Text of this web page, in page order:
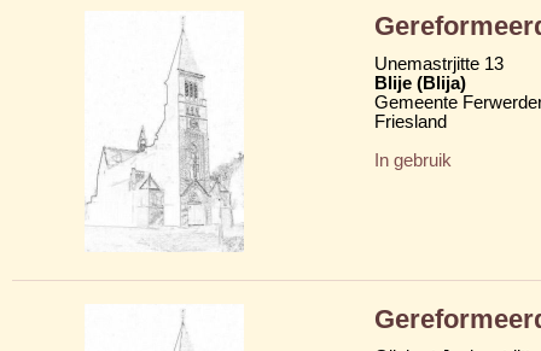
Unemastrjitte 13
Blije (Blija)
Gemeente
Friesland
In gebruik